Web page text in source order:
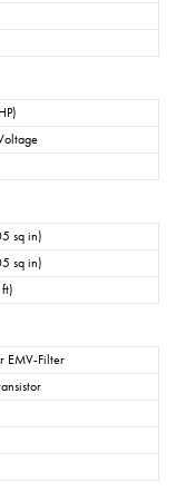
sq in)
sq in)
EMV-Filter